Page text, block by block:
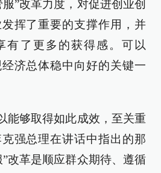
”改革力度，对促进创业创
挥了重要的支撑作用，并
有了更多的获得感。可以
济总体稳中向好的关键一
能够取得如此成效，至关重
强总理在讲话中指出的那
改革是顺应群众期待、遵循